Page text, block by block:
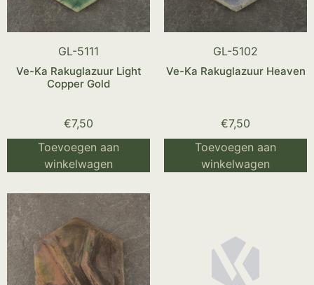
GL-5111
Ve-Ka Rakuglazuur Light
Copper Gold
€7,50
Toevoegen aan
winkelwagen
GL-5102
Ve-Ka Rakuglazuur Heaven
€7,50
Toevoegen aan
winkelwagen